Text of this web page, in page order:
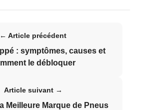
← Article précédent
: symptômes, causes et
le débloquer
Article suivant →
Meilleure Marque de Pneus